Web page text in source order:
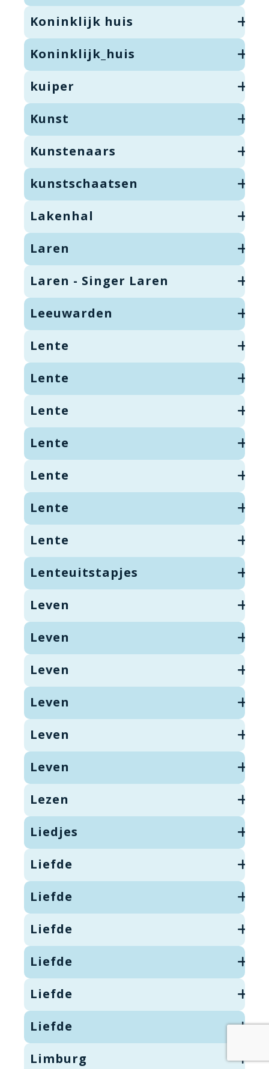
Koninklijk huis
Koninklijk_huis
kuiper
Kunst
Kunstenaars
kunstschaatsen
Lakenhal
Laren
Laren - Singer Laren
Leeuwarden
Lente
Lente
Lente
Lente
Lente
Lente
Lente
Lenteuitstapjes
Leven
Leven
Leven
Leven
Leven
Leven
Lezen
Liedjes
Liefde
Liefde
Liefde
Liefde
Liefde
Liefde
Limburg